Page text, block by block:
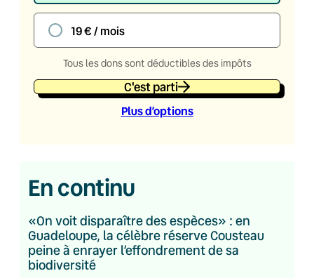
19 € / mois
Tous les dons sont déductibles des impôts
C'est parti
Plus d’options
En continu
«On voit disparaître des espèces» : en
Guadeloupe, la célèbre réserve Cousteau
peine à enrayer l’effondrement de sa
biodiversité